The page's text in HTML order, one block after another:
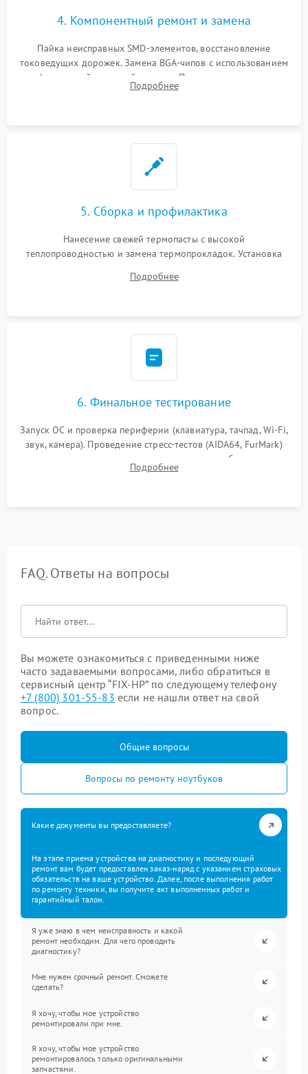
4. Компонентный ремонт и замена
Пайка неисправных SMD-элементов, восстановление
токоведущих дорожек. Замена BGA-чипов с использованием
инфракрасной паяльной станции. Прошивка микросхемы
BIOS или замена поврежденных портов USB
Подробнее
5. Сборка и профилактика
Нанесение свежей термопасты с высокой
теплопроводностью и замена термопрокладок. Установка
шлейфов, модулей памяти и накопителей. Предварительная
Подробнее
6. Финальное тестирование
Запуск ОС и проверка периферии (клавиатура, тачпад, Wi-Fi,
звук, камера). Проведение стресс-тестов (AIDA64, FurMark)
для контроля температурного режима и стабильности
системы под пиковой нагрузкой.
Подробнее
FAQ. Ответы на вопросы
Вы можете ознакомиться с приведенными ниже
часто задаваемыми вопросами, либо обратиться в
сервисный центр “FIX-HP” по следующему телефону
+7 (800) 301-55-83 если не нашли ответ на свой
вопрос.
Общие вопросы
Вопросы по ремонту ноутбуков
Какие документы вы предоставляете?
На этапе приема устройства на диагностику и последующий
ремонт вам будет предоставлен заказ-наряд с указанием страховых
обязательств на ваше устройство. Далее, после выполнения работ
по ремонту техники, вы получите акт выполненных работ и
гарантийный талон.
Я уже знаю в чем неисправность и какой
ремонт необходим. Для чего проводить
диагностику?
Мне нужен срочный ремонт. Сможете
сделать?
Я хочу, чтобы мое устройство
ремонтировали при мне.
Я хочу, чтобы мое устройство
ремонтировалось только оригинальными
запчастями.